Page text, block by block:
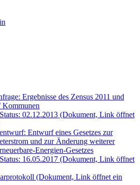
Ergebnisse des Zensus 2011 und
Kommunen
02.12.2013 (Dokument, Link öffnet
Entwurf eines Gesetzes zur
und zur Änderung weiterer
Energien-Gesetzes
16.05.2017 (Dokument, Link öffnet
(Dokument, Link öffnet ein